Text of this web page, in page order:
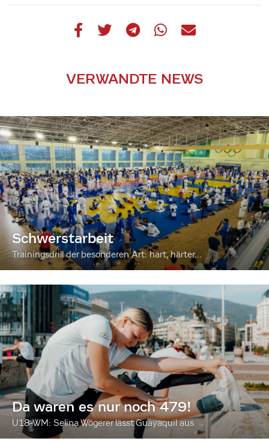
VERWANDTE NEWS
Schwerstarbeit
Trainingsdrill der besonderen Art: hart, härter...
Da waren es nur noch 479!
U18-WM: Selina Wögerer lässt Guayaquil aus